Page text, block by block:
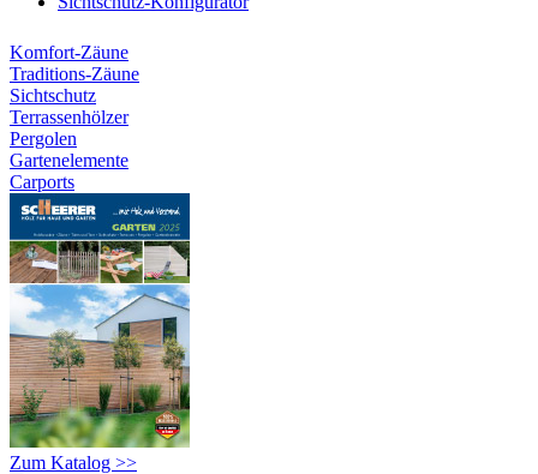
Komfort-Zäune
Traditions-Zäune
Sichtschutz
Terrassenhölzer
Pergolen
Gartenelemente
Carports
Zum Katalog >>